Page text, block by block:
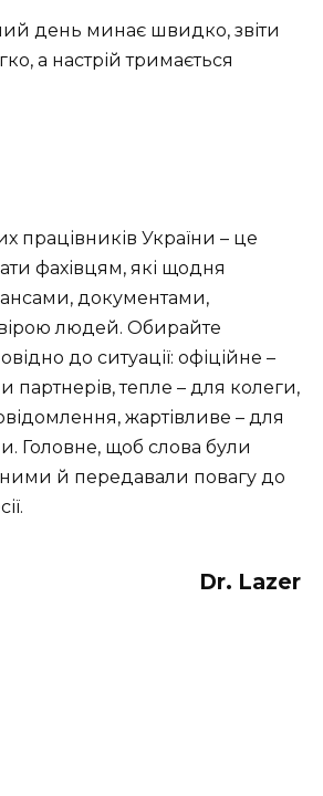
день минає швидко, звіти
а настрій тримається
працівників України – це
фахівцям, які щодня
документами,
людей. Обирайте
до ситуації: офіційне –
партнерів, тепле – для колеги,
жартівливе – для
Головне, щоб слова були
й передавали повагу до
Dr. Lazer